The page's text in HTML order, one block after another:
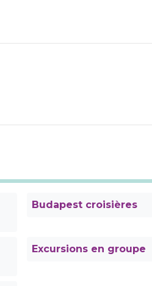
Budapest croisières
Excursions en groupe